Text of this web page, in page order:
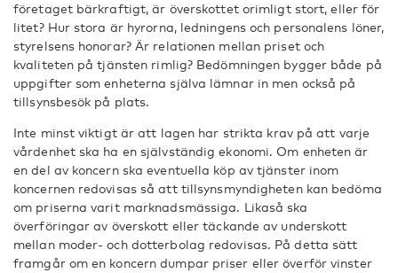
företaget bärkraftigt, är överskottet orimligt stort, eller för
litet? Hur stora är hyrorna, ledningens och personalens löner,
styrelsens honorar? Är relationen mellan priset och
kvaliteten på tjänsten rimlig? Bedömningen bygger både på
uppgifter som enheterna själva lämnar in men också på
tillsynsbesök på plats.
Inte minst viktigt är att lagen har strikta krav på att varje
vårdenhet ska ha en självständig ekonomi. Om enheten är
en del av koncern ska eventuella köp av tjänster inom
koncernen redovisas så att tillsynsmyndigheten kan bedöma
om priserna varit marknadsmässiga. Likaså ska
överföringar av överskott eller täckande av underskott
mellan moder- och dotterbolag redovisas. På detta sätt
framgår om en koncern dumpar priser eller överför vinster